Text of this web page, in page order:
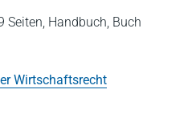
Seiten, Handbuch, Buch
Wirtschaftsrecht